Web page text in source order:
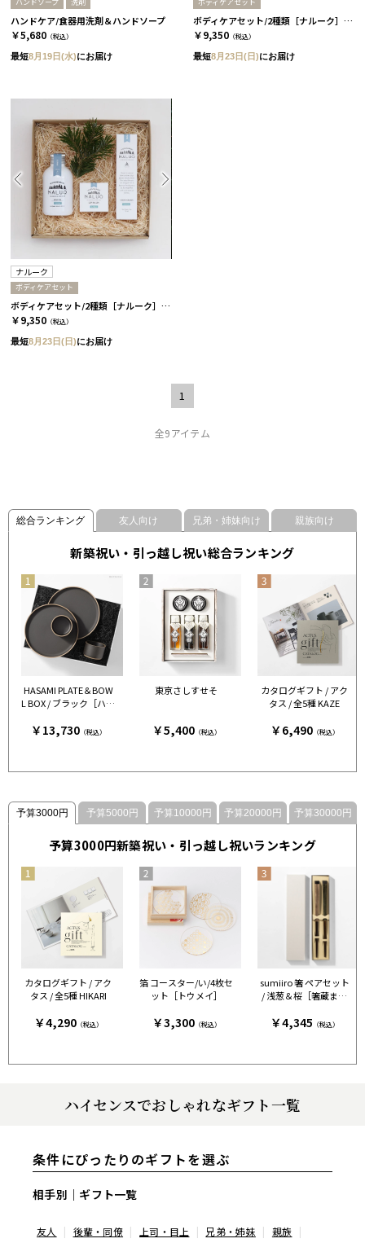
ハンドソープ 洗剤
ハンドケア/食器用洗剤＆ハンドソープ
￥5,680 （税込）
最短8月19日(水)にお届け
ボディケアセット
ボディケアセット/2種類［ナルーク］ スプリングエフェメラル
￥9,350 （税込）
最短8月23日(日)にお届け
ナルーク
ボディケアセット
ボディケアセット/2種類［ナルーク］ ライケン
￥9,350 （税込）
最短8月23日(日)にお届け
1
全9アイテム
総合ランキング 友人向け 兄弟・姉妹向け 親族向け
新築祝い・引っ越し祝い総合ランキング
HASAMI PLATE＆BOW
L BOX / ブラック［ハサ
￥13,730（税込）
東京さしすせそ
￥5,400（税込）
カタログギフト / アク
タス / 全5種 KAZE
￥6,490（税込）
予算3000円 予算5000円 予算10000円 予算20000円 予算30000円
予算3000円新築祝い・引っ越し祝いランキング
カタログギフト / アク
タス / 全5種 HIKARI
￥4,290（税込）
箔 コースター/い/4枚セ
ット［トウメイ］
￥3,300（税込）
sumiiro 箸 ペアセット
/ 浅葱＆桜［箸蔵まつ
￥4,345 （税込）
ハイセンスでおしゃれなギフト一覧
条件にぴったりのギフトを選ぶ
相手別｜ギフト一覧
友人 後輩・同僚 上司・目上 兄弟・姉妹 親族